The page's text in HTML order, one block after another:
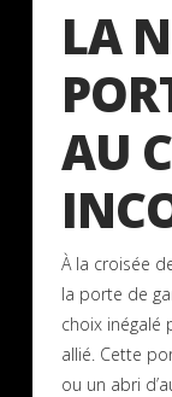
LA
AU
À la croisée
la porte de
choix inégalé
allié. Cette
ou un abri